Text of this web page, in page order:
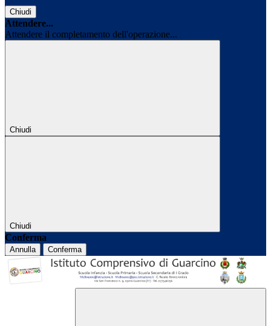
Chiudi
Attendere...
Attendere il completamento dell'operazione...
Chiudi
Chiudi
Conferma
Annulla Conferma